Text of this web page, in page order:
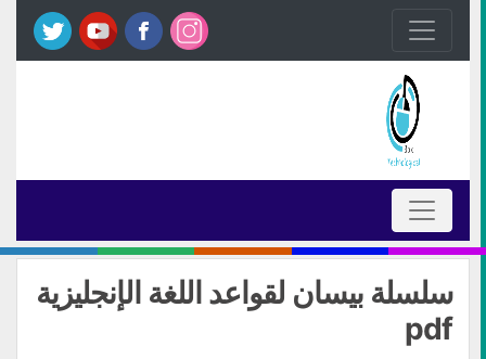
سلسلة بيسان لقواعد اللغة الإنجليزية
pdf